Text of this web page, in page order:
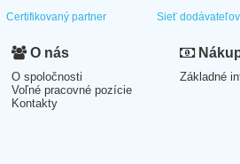
Certifikovaný partner Sieť dodávateľov
O nás
O spoločnosti
Voľné pracovné pozície
Kontakty
Základné